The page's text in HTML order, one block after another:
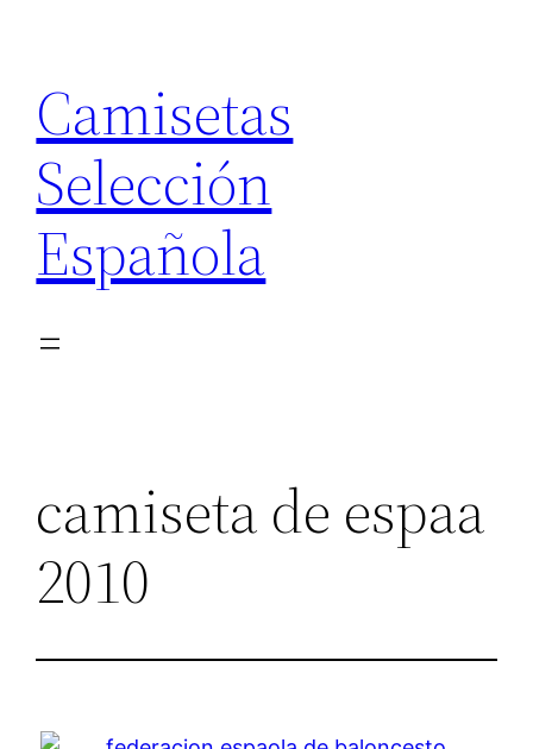
contenido
Camisetas
Selección
Española
camiseta de espaa
2010